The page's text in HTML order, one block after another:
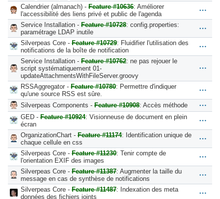
Calendrier (almanach) - Feature #10636: Améliorer
l'accessibilité des liens privé et public de l'agenda
Service Installation - Feature #10728: config.properties:
paramétrage LDAP inutile
Silverpeas Core - Feature #10729: Fluidifier l'utilisation des
notifications de la boîte de notification
Service Installation - Feature #10762: ne pas rejouer le
script systématiquement 01-
updateAttachmentsWithFileServer.groovy
RSSAggregator - Feature #10780: Permettre d'indiquer
qu'une source RSS est sûre.
Silverpeas Components - Feature #10908: Accès méthode
GED - Feature #10924: Visionneuse de document en plein
écran
OrganizationChart - Feature #11174: Identification unique de
chaque cellule en css
Silverpeas Core - Feature #11230: Tenir compte de
l'orientation EXIF des images
Silverpeas Core - Feature #11387: Augmenter la taille du
message en cas de synthèse de notifications
Silverpeas Core - Feature #11487: Indexation des meta
données des fichiers joints